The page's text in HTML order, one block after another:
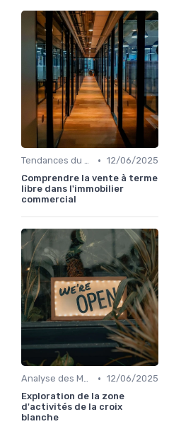
Tendances du Marché Immobilier Commercial • 12/06/2025
Comprendre la vente à terme
libre dans l'immobilier
commercial
Analyse des Marchés Locaux et Globaux • 12/06/2025
Exploration de la zone
d'activités de la croix
blanche